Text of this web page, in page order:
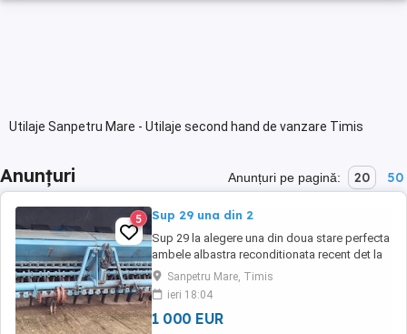
Utilaje Sanpetru Mare - Utilaje second hand de vanzare Timis
Anunțuri Anunțuri pe pagină: 20 50
5 Sup 29 una din 2
Sup 29 la alegere una din doua stare perfecta
ambele albastra reconditionata recent det la
telefon
Sanpetru Mare, Timis
ieri 18:04
1 000 EUR